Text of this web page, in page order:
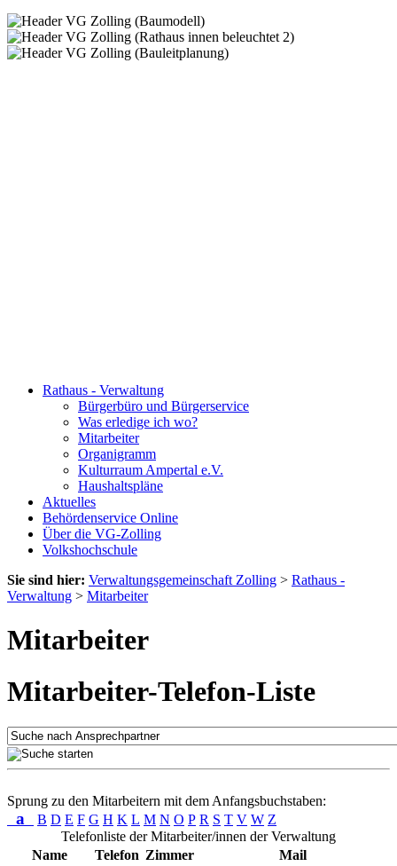
Rathaus - Verwaltung
Bürgerbüro und Bürgerservice
Was erledige ich wo?
Mitarbeiter
Organigramm
Kulturraum Ampertal e.V.
Haushaltspläne
Aktuelles
Behördenservice Online
Über die VG-Zolling
Volkshochschule
Sie sind hier: Verwaltungsgemeinschaft Zolling > Rathaus -
Verwaltung > Mitarbeiter
Mitarbeiter
Mitarbeiter-Telefon-Liste
Sprung zu den Mitarbeitern mit dem Anfangsbuchstaben:
a B D E F G H K L M N O P R S T V W Z
Telefonliste der Mitarbeiter/innen der Verwaltung
Name
Telefon Zimmer
Mail